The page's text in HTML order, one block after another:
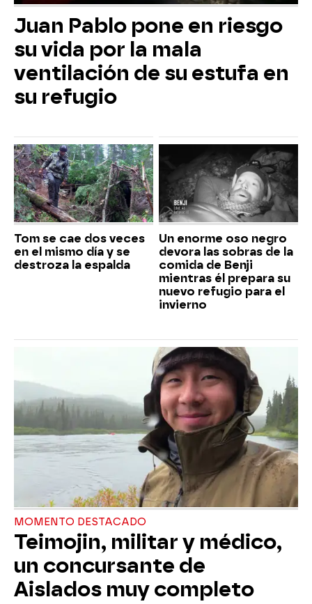
Juan Pablo pone en riesgo
su vida por la mala
ventilación de su estufa en
su refugio
Tom se cae dos veces
en el mismo día y se
destroza la espalda
Un enorme oso negro
devora las sobras de la
comida de Benji
mientras él prepara su
nuevo refugio para el
invierno
MOMENTO DESTACADO
Teimojin, militar y médico,
un concursante de
Aislados muy completo